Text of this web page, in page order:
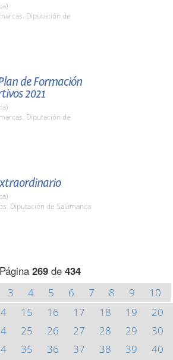
Diputación de
de Formación
2021
Diputación de
Diputación de Salamanca
Página 269de 434
3 4 5 6 7 8 9
10
15 16 17 18 19
20
25 26 27 28 29
30
35 36 37 38 39
40